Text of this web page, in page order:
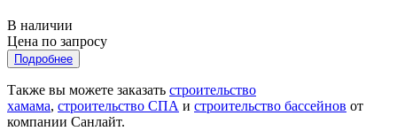
В наличии
Цена по запросу
Подробнее
Также вы можете заказать строительство
хамама, строительство СПА и строительство бассейнов от
компании Санлайт.